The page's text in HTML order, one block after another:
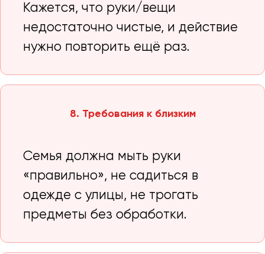
Кажется, что руки/вещи
недостаточно чистые, и действие
нужно повторить ещё раз.
8. Требования к близким
Семья должна мыть руки
«правильно», не садиться в
одежде с улицы, не трогать
предметы без обработки.